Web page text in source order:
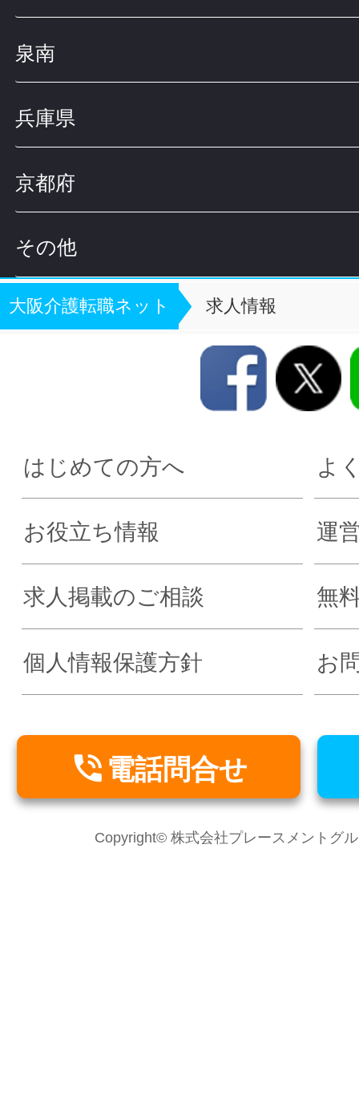
泉南
兵庫県
京都府
その他
大阪介護転職ネット 求人情報
はじめての方へ よ
お役立ち情報 運
求人掲載のご相談 無
個人情報保護方針 お
 電話問合せ
Copyright© 株式会社プレースメントグ